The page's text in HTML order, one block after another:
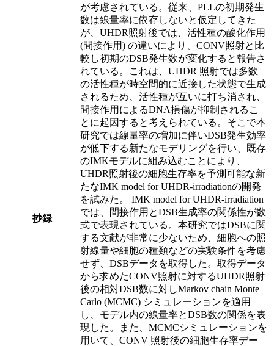
抄録
が考慮されている。従来、PLLの初期発生
数は線量率に依存しないと仮定してきた
が、UHDR照射後では、活性種の酸化作用
(間接作用) の違いにより、CONV照射と比
較し初期のDSB発生数が変化すると報告さ
れている。これは、UHDR 照射では多数
の活性種が時空間的に近接した状態で生成
されるため、活性種が互いに打ち消され、
間接作用によるDNA損傷が抑制されるこ
とに起因すると考えられている。そこで本
研究では線量率の増加に伴いDSB発生効率
が低下する新たなモデリングを行い、既存
のIMKモデルに組み込むことにより、
UHDR照射後の細胞生存率を予測可能な新
たなIMK model for UHDR-irradiationの開発
を試みた。 IMK model for UHDR-irradiation
では、間接作用とDSB生成率の関係性が数
式で表現されている。本研究ではDSBに関
する文献が非常に少ないため、細胞への照
射線量や細胞の種類などの実験条件を考慮
せず、DSBデータを取得した。取得データ
から求めたCONV照射に対するUHDR照射
後の相対DSB数に対しMarkov chain Monte
Carlo (MCMC) シミュレーションを適用
し、モデル内の線量率とDSB数の関係を表
現した。また、MCMCシミュレーションを
用いて、CONV 照射後の細胞生存率デー